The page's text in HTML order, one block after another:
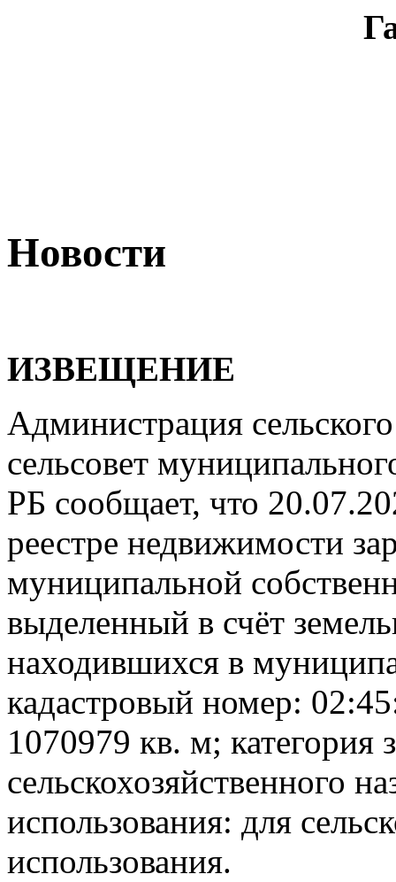
Новости
ИЗВЕЩЕНИЕ
Администрация
сельсовет
РБ сообщает, что
реестре недвижимости
муниципальной
выделенный в счёт
находившихся в
кадастровый номер:
1070979 кв. м; категория
сельскохозяйственного
использования: для
использования.